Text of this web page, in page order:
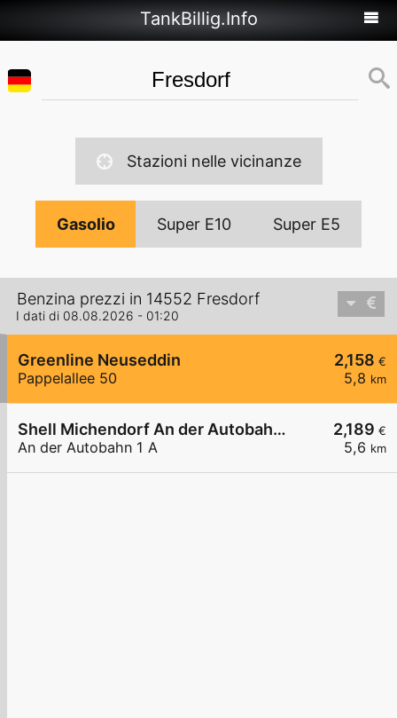
TankBillig.Info
Stazioni nelle vicinanze
Gasolio Super E10 Super E5
Benzina prezzi in 14552 Fresdorf
I dati di 08.08.2026 - 01:20
2,158 €
5,8 km
Greenline Neuseddin
Pappelallee 50
2,189 €
5,6 km
Shell Michendorf An der Autobahn 1 A
An der Autobahn 1 A